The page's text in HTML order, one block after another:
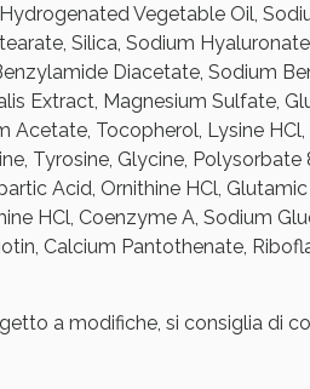
Vegetable Oil,
Silica, Sodium
Diacetate, Sodium
Extract, Magnesium Sulfate,
Tocopherol, Lysine HCl,
Tyrosine, Glycine, Polysorbate
Acid, Ornithine HCl,
HCl, Coenzyme A, Sodium
Calcium Pantothenate,
a modifiche, si consiglia di
Sconto fino al